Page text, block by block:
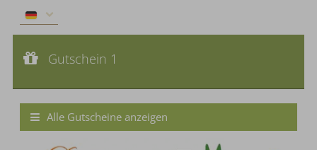
Durbach
&
Gutscheinwert:
Gutschein 1
Alle Gutscheine anzeigen